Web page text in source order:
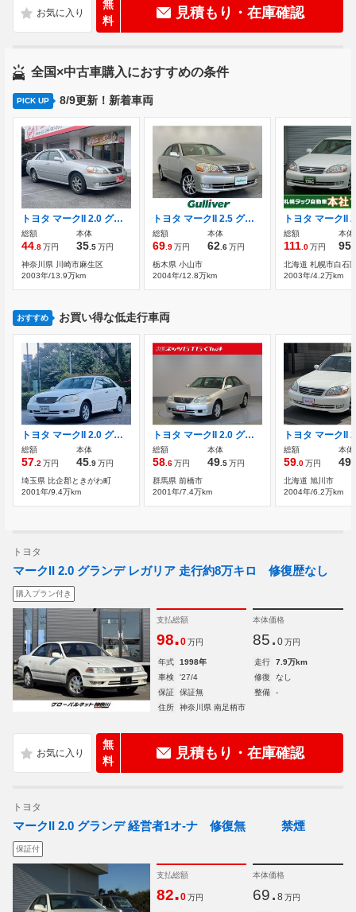
無
料
見積もり・在庫確認
全国×中古車購入におすすめの条件
PICK UP 8/9更新！新着車両
トヨタ マークII 2.0 グランデ レガリア ナビパッケージ 純正ナビ パワーシート HIDライト ETC コン
総額
44 .8万円
本体
35 .5万円
神奈川県 川崎市麻生区
2003年/13.9万km
トヨタ マークII 2.5 グランデ 35thアニバーサリー 特別仕様車 CDオーディオ ETC
総額
69 .9万円
本体
62 .6万円
栃木県 小山市
2004年/12.8万km
総額
111 .0万円
本体
95
北海道 札幌市白石
2003年/4.2万km
おすすめ お買い得な低走行車両
トヨタ マークII 2.0 グランデ ETC
総額
57.2万円
本体
45.9万円
埼玉県 比企郡ときがわ町
2001年/9.4万km
トヨタ マークII 2.0 グランデ ETC CD再生 オートエアコン
総額
58.6万円
本体
49.5万円
群馬県 前橋市
2001年/7.4万km
総額
59.0万円
本体
49
北海道 旭川市
2004年/6.2万km
トヨタ
マークII 2.0 グランデ レガリア 走行約8万キロ 修復歴なし
購入プラン付き
支払総額
98.0 万円
本体価格
85. 0 万円
年式 1998年 走行
7.9万km
車検
'27/4 修復
なし
保証
保証無 整備
-
住所
神奈川県 南足柄市
無
料
見積もり・在庫確認
トヨタ
マークII 2.0 グランデ 経営者1オ-ナ 修復無 禁煙
保証付
支払総額
82.0 万円
本体価格
69. 8 万円